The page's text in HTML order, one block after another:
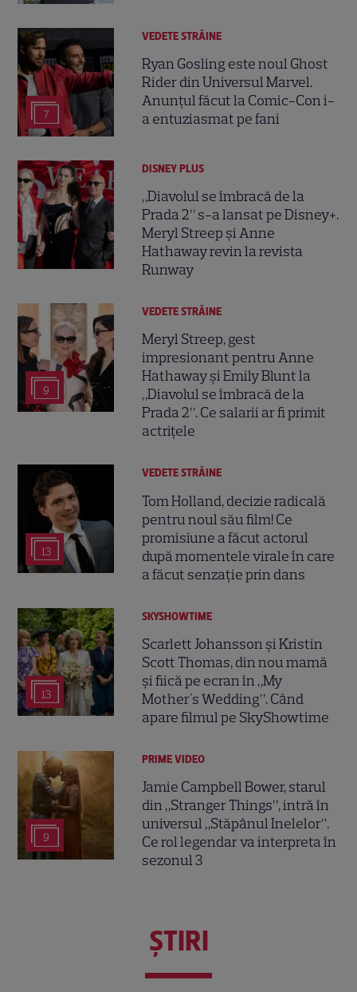
7
VEDETE STRĂINE
Ryan Gosling este noul Ghost
Rider din Universul Marvel.
Anunțul făcut la Comic-Con i-
a entuziasmat pe fani
DISNEY PLUS
„Diavolul se îmbracă de la
Prada 2” s-a lansat pe Disney+.
Meryl Streep și Anne
Hathaway revin la revista
Runway
9
VEDETE STRĂINE
Meryl Streep, gest
impresionant pentru Anne
Hathaway și Emily Blunt la
„Diavolul se îmbracă de la
Prada 2”. Ce salarii ar fi primit
actrițele
13
VEDETE STRĂINE
Tom Holland, decizie radicală
pentru noul său film! Ce
promisiune a făcut actorul
după momentele virale în care
a făcut senzație prin dans
13
SKYSHOWTIME
Scarlett Johansson și Kristin
Scott Thomas, din nou mamă
și fiică pe ecran în „My
Mother's Wedding”. Când
apare filmul pe SkyShowtime
9
PRIME VIDEO
Jamie Campbell Bower, starul
din „Stranger Things”, intră în
universul „Stăpânul Inelelor”.
Ce rol legendar va interpreta în
sezonul 3
ŞTIRI